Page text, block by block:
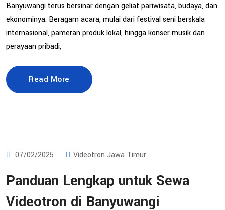
Banyuwangi terus bersinar dengan geliat pariwisata, budaya, dan
ekonominya. Beragam acara, mulai dari festival seni berskala
internasional, pameran produk lokal, hingga konser musik dan
perayaan pribadi,
Read More
07/02/2025 Videotron Jawa Timur
Panduan Lengkap untuk Sewa
Videotron di Banyuwangi